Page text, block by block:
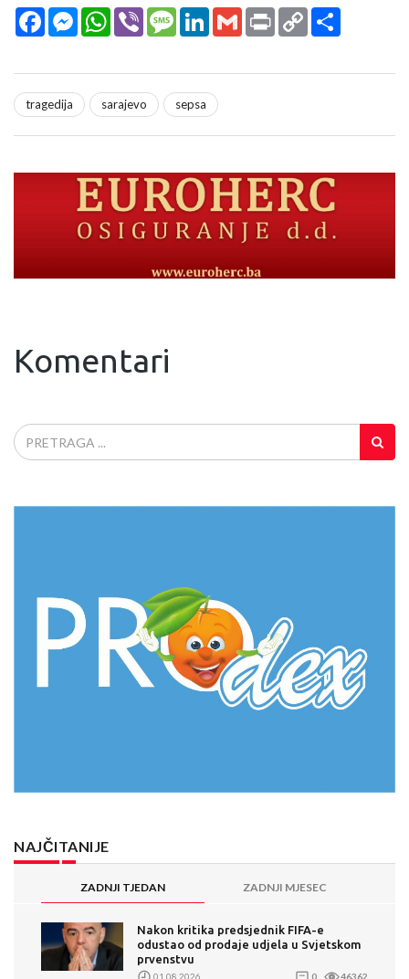
FacebookMessengerWhatsApp
Viber MessageLinkedInGmail Print Copy
Link
tragedija sarajevo sepsa
Komentari
NAJČITANIJE
ZADNJI TJEDAN ZADNJI MJESEC
Nakon kritika predsjednik FIFA-e
odustao od prodaje udjela u Svjetskom
prvenstvu
01.08.2026. 0 46362